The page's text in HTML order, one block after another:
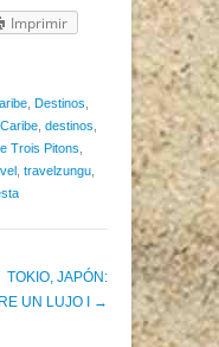
Imprimir
Destinos
Caribe destinos
Trois Pitons
travelzungu
TOKIO, JAPÓN:
UN LUJO I →